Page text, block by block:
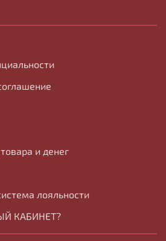
и денег
лояльности
КАБИНЕТ?